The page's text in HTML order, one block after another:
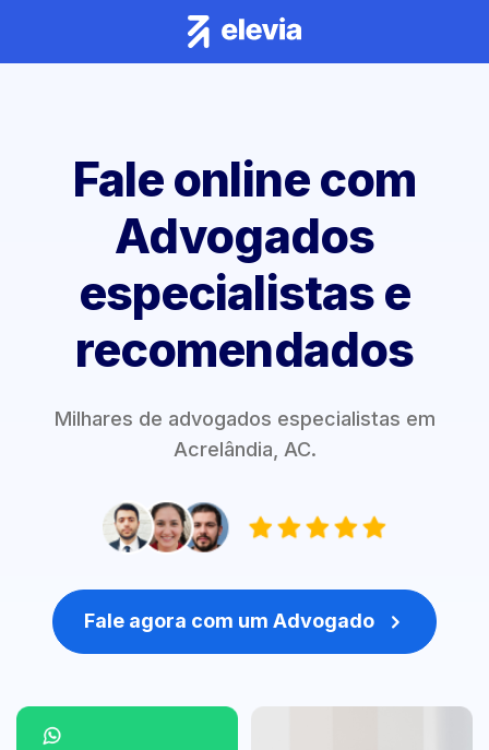
Fale online com
Advogados
especialistas e
recomendados
Milhares de advogados especialistas em
Acrelândia, AC.
Fale agora com um Advogado 